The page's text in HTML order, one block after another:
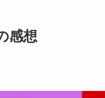
感想